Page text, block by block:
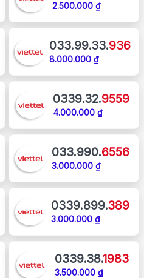
2.500.000 ₫
033.99.33.936
8.000.000 ₫
0339.32.9559
4.000.000 ₫
033.990.6556
3.000.000 ₫
0339.899.389
3.000.000 ₫
0339.38.1983
3.500.000 ₫